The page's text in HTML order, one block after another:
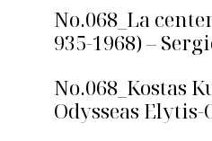
No.068_La
935-1968) –
No.068_Kostas
Odysseas Elytis-